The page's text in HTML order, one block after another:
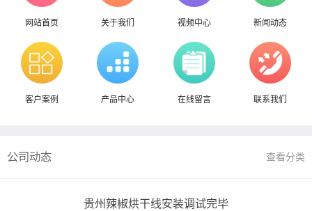
网站首页 关于我们 视频中心 新闻动态
客户案例 产品中心 在线留言 联系我们
公司动态 查看分类
贵州辣椒烘干线安装调试完毕